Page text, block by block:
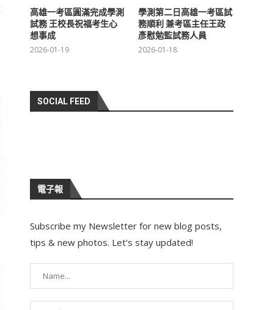
高雄一考區圓滿完成學測
試務 王校長祝福考生心
想事成
2026-01-19
學測第二日高雄一考區試
務順利 兼考區主任王政
彥慰勉監試務人員
2026-01-18
SOCIAL FEED
電子報
Subscribe my Newsletter for new blog posts,
tips & new photos. Let's stay updated!